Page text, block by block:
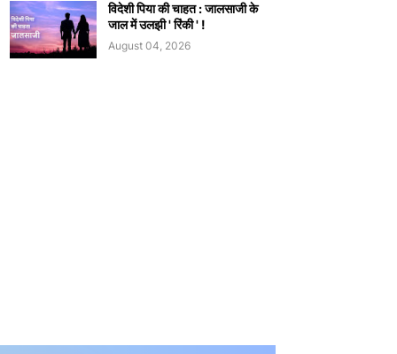
विदेशी पिया की चाहत : जालसाजी के
जाल में उलझी ' रिंकी ' !
August 04, 2026